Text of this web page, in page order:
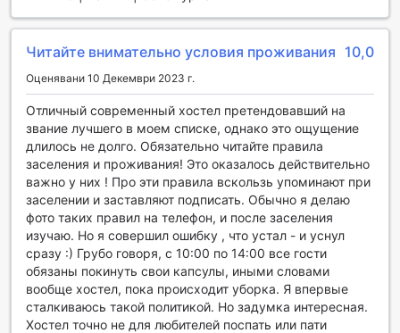
В 9h nine hours Nagoya station, всяка стая е
гостите. Системата за климатизация осигурява приятна
температура през всички сезони, позволявайки ви да
се насладите на комфортен престой, независимо от
времето навън. Пространството е създадено така, че
да предоставя уют и спокойствие, идеални за
релаксация след дълъг ден на разглеждане на града.
Гостите могат да се възползват от удобствата, които
включват сешоар, предоставен за ваше удобство, както
и висококачествени тоалетни принадлежности, които
добавят допълнителен лукс към вашето преживяване.
Леглата са облечени с свежи и удобни спално бельо, а
хавлиите са меки и пухкави, осигурявайки ви всичко
необходимо за един приятен и освежаващ престой.
Кулинарни изкушения в 9h nine hours Nagoya station
Читайте внимательно условия проживания 10,0
Оценявани 10 Декември 2023 г.
Отличный современный хостел претендовавший на
звание лучшего в моем списке, однако это ощущение
длилось не долго. Обязательно читайте правила
заселения и проживания! Это оказалось действительно
важно у них ! Про эти правила вскользь упоминают при
заселении и заставляют подписать. Обычно я делаю
фото таких правил на телефон, и после заселения
изучаю. Но я совершил ошибку , что устал - и уснул
сразу :) Грубо говоря, с 10:00 по 14:00 все гости
обязаны покинуть свои капсулы, иными словами
вообще хостел, пока происходит уборка. Я впервые
сталкиваюсь такой политикой. Но задумка интересная.
Хостел точно не для любителей поспать или пати